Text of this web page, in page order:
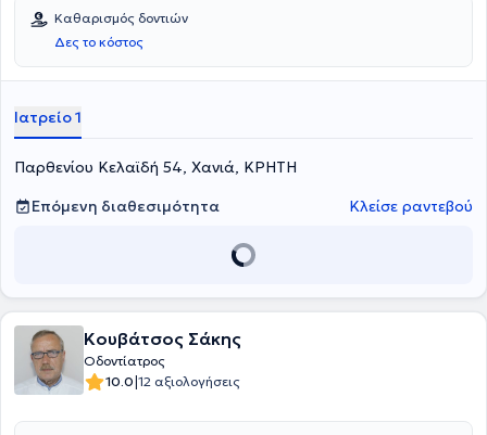
την Επιστημονική Εταιρεία Χειρουργικής Στόματος. Ο ιατρός
πραγματοποίησε την πρακτική του άσκηση στο Ναυτικό Νοσοκομείο
Αθηνών. Διαθέτει εμπειρία και είναι μέλος του Οδοντιατρικού
Συλλόγου Χανίων.
Καθαρισμός δοντιών
Δες το κόστος
Ιατρείο 1
Παρθενίου Κελαϊδή 54, Χανιά, ΚΡΗΤΗ
Επόμενη διαθεσιμότητα
Κλείσε ραντεβού
Κουβάτσος Σάκης
Οδοντίατρος
10.0|12 αξιολογήσεις